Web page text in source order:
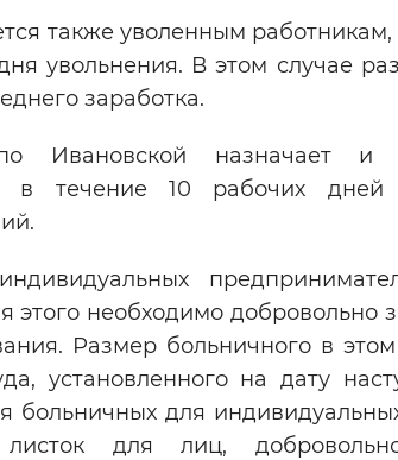
также уволенным
увольнения. В этом случае
заработка.
Ивановской назначает и
в течение 10 рабочих
этого необходимо добровольно
Размер больничного в
установленного на дату
больничных для
листок для лиц,